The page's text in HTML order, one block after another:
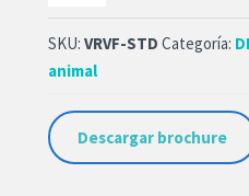
SKU: VRVF-STD Categoría:
animal
Descargar brochure